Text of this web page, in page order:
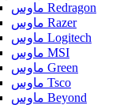
ماوس Redragon
ماوس Razer
ماوس Logitech
ماوس MSI
ماوس Green
ماوس Tsco
ماوس Beyond